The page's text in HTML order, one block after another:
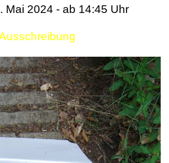
Mai 2024 - ab 14:45 Uhr